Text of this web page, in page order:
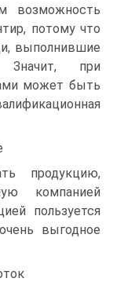
возможность
потому что
выполнившие
при
может быть
продукцию,
компанией
пользуется
выгодное